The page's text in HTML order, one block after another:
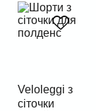
Veloleggi з
сіточки